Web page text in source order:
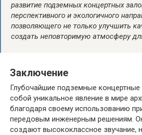
развитие подземных концертных
перспективного и экологичного
позволяющего не только улучшить
создать неповторимую атмосферу
Заключение
Глубочайшие подземные
собой уникальное явление в мире
благодаря своему использованию
передовым инженерным решениям.
создают высококлассное звучание,